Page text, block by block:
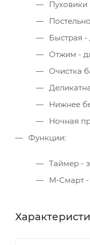
Пуховики
Быстрая -
Отжим -
Очистка
Нижнее
Ночная
Функции:
Таймер -
М-Смарт -